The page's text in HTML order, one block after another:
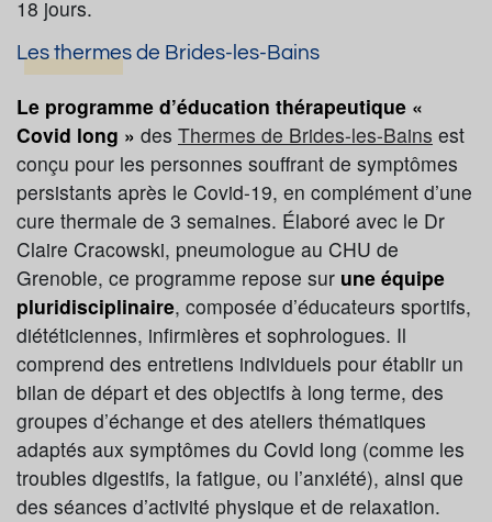
18 jours.
Les thermes de Brides-les-Bains
Le programme d’éducation thérapeutique «
Covid long » des Thermes de Brides-les-Bains est
conçu pour les personnes souffrant de symptômes
persistants après le Covid-19, en complément d’une
cure thermale de 3 semaines. Élaboré avec le Dr
Claire Cracowski, pneumologue au CHU de
Grenoble, ce programme repose sur une équipe
pluridisciplinaire, composée d’éducateurs sportifs,
diététiciennes, infirmières et sophrologues. Il
comprend des entretiens individuels pour établir un
bilan de départ et des objectifs à long terme, des
groupes d’échange et des ateliers thématiques
adaptés aux symptômes du Covid long (comme les
troubles digestifs, la fatigue, ou l’anxiété), ainsi que
des séances d’activité physique et de relaxation.